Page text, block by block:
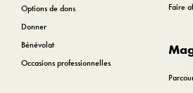
Options de dons
Donner
Bénévolat
Occasions professionnelles
Faire